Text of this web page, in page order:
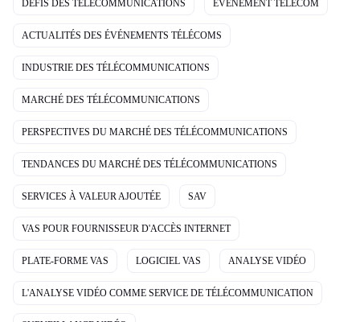
DÉFIS DES TÉLÉCOMMUNICATIONS ÉVÉNEMENT TÉLÉCOM
ACTUALITÉS DES ÉVÉNEMENTS TÉLÉCOMS
INDUSTRIE DES TÉLÉCOMMUNICATIONS
MARCHÉ DES TÉLÉCOMMUNICATIONS
PERSPECTIVES DU MARCHÉ DES TÉLÉCOMMUNICATIONS
TENDANCES DU MARCHÉ DES TÉLÉCOMMUNICATIONS
SERVICES À VALEUR AJOUTÉE SAV
VAS POUR FOURNISSEUR D'ACCÈS INTERNET
PLATE-FORME VAS LOGICIEL VAS ANALYSE VIDÉO
L'ANALYSE VIDÉO COMME SERVICE DE TÉLÉCOMMUNICATION